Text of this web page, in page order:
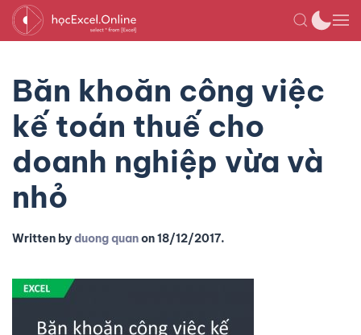
Băn khoăn công việc
kế toán thuế cho
doanh nghiệp vừa và
nhỏ
Written byduong quanon18/12/2017.